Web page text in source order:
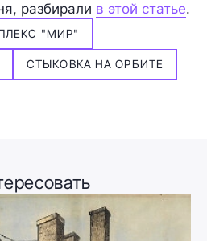
разбирали в этой статье.
"МИР"
СТЫКОВКА НА ОРБИТЕ